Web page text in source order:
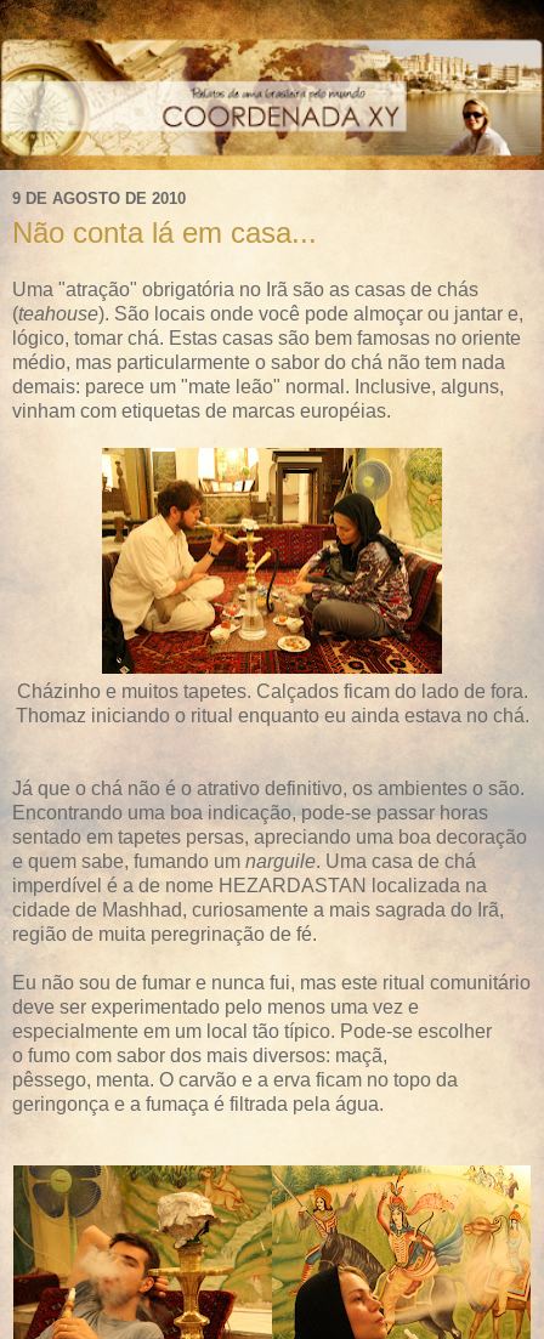
9 DE AGOSTO DE 2010
Não conta lá em casa...
Uma "atração" obrigatória no Irã são as casas de chás
(teahouse). São locais onde você pode almoçar ou jantar e,
lógico, tomar chá. Estas casas são bem famosas no oriente
médio, mas particularmente o sabor do chá não tem nada
demais: parece um "mate leão" normal. Inclusive, alguns,
vinham com etiquetas de marcas européias.
Cházinho e muitos tapetes. Calçados ficam do lado de fora.
Thomaz iniciando o ritual enquanto eu ainda estava no chá.
Já que o chá não é o atrativo definitivo, os ambientes o são.
Encontrando uma boa indicação, pode-se passar horas
sentado em tapetes persas, apreciando uma boa decoração
e quem sabe, fumando um narguile. Uma casa de chá
imperdível é a de nome HEZARDASTAN localizada na
cidade de Mashhad, curiosamente a mais sagrada do Irã,
região de muita peregrinação de fé.
Eu não sou de fumar e nunca fui, mas este ritual comunitário
deve ser experimentado pelo menos uma vez e
especialmente em um local tão típico. Pode-se escolher
o fumo com sabor dos mais diversos: maçã,
pêssego, menta. O carvão e a erva ficam no topo da
geringonça e a fumaça é filtrada pela água.